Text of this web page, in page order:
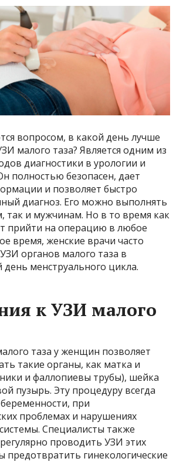
вопросом, в какой день лучше
малого таза? Является одним из
диагностики в урологии и
полностью безопасен, дает
и позволяет быстро
диагноз. Его можно выполнять
так и мужчинам. Но в то время как
прийти на операцию в любое
время, женские врачи часто
органов малого таза в
менструального цикла.
к УЗИ малого
таза у женщин позволяет
такие органы, как матка и
и фаллопиевы трубы), шейка
пузырь. Эту процедуру всегда
при
проблемах и нарушениях
Специалисты также
проводить УЗИ этих
предотвратить гинекологические